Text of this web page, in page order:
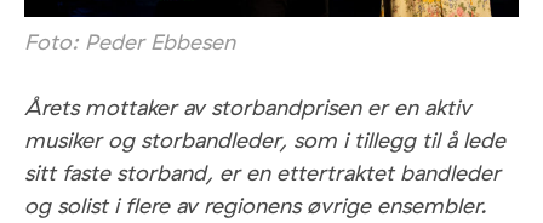
Foto: Peder Ebbesen
Årets mottaker av storbandprisen er en aktiv
musiker og storbandleder, som i tillegg til å lede
sitt faste storband, er en ettertraktet bandleder
og solist i flere av regionens øvrige ensembler.